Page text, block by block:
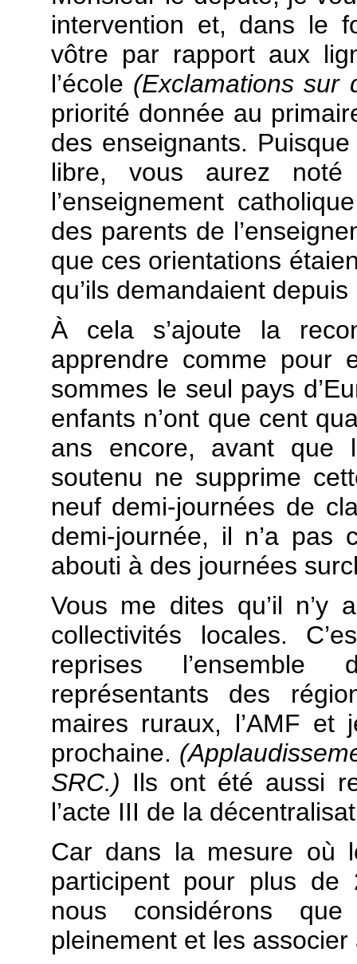
intervention et, dans le
vôtre par rapport aux
l’école (Exclamations sur
priorité donnée au
des enseignants.
libre, vous aurez
l’enseignement
des parents de
que ces orientations
qu’ils demandaient
À cela s’ajoute la
apprendre comme pour
sommes le seul pays
enfants n’ont que cent
ans encore, avant que
soutenu ne supprime
neuf demi-journées de
demi-journée, il n’a pas
abouti à des journées
Vous me dites qu’il n’y
collectivités locales.
reprises l’ensemble
représentants des
maires ruraux, l’AMF
prochaine.
SRC.) Ils ont été aussi
l’acte III de la
Car dans la mesure où
participent pour plus de
nous considérons
pleinement et les